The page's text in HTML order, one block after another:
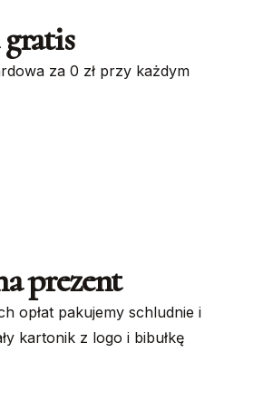
za 0 zł przy każdym
prezent
opłat pakujemy schludnie i
kartonik z logo i bibułkę